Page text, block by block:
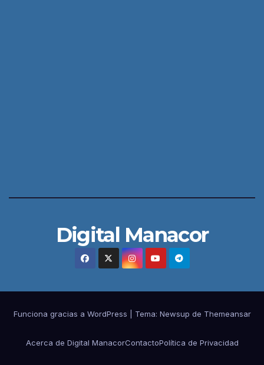
Digital Manacor
Funciona gracias a WordPress Tema: Newsup de Themeansar
Acerca de Digital ManacorContactoPolítica de Privacidad